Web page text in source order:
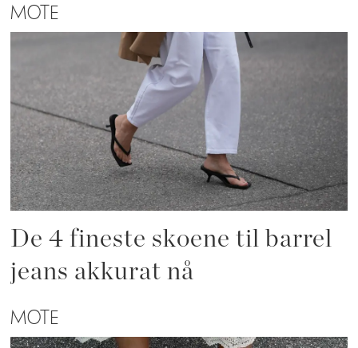
MOTE
De 4 fineste skoene til barrel
jeans akkurat nå
MOTE